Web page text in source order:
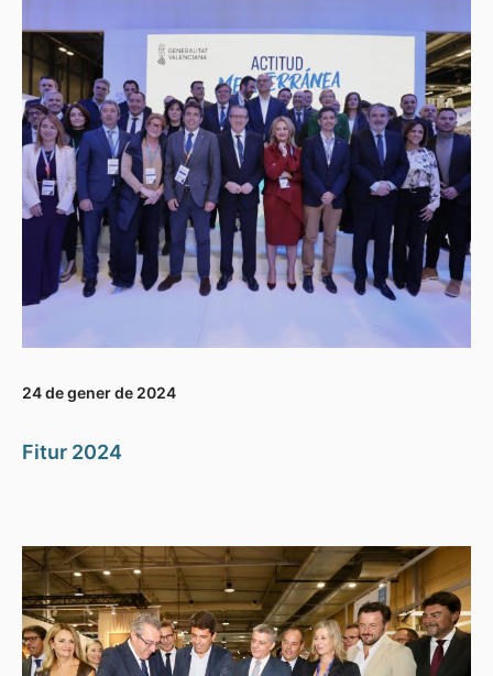
24 de gener de 2024
Fitur 2024